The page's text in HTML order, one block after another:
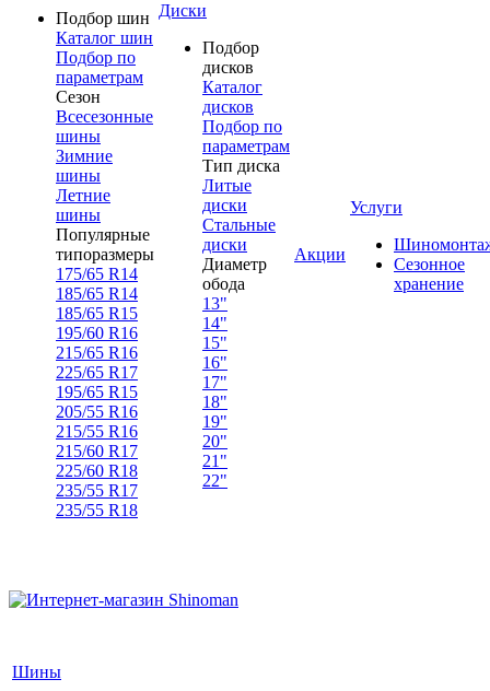
Подбор шин
Каталог шин
Подбор по
параметрам
Сезон
Всесезонные
шины
Зимние
шины
Летние
шины
Популярные
типоразмеры
175/65 R14
185/65 R14
185/65 R15
195/60 R16
215/65 R16
225/65 R17
195/65 R15
205/55 R16
215/55 R16
215/60 R17
225/60 R18
235/55 R17
235/55 R18
Диски
Подбор
дисков
Каталог
дисков
Подбор по
параметрам
Тип диска
Литые
диски
Стальные
диски
Диаметр
обода
13"
14"
15"
16"
17"
18"
19"
20"
21"
22"
Акции
Услуги
Сезонное
хранение
Шины